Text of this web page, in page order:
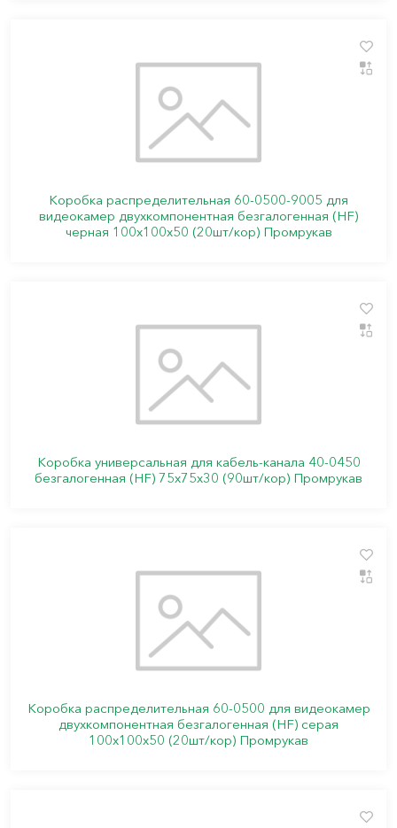
Коробка распределительная 60-0500-9005 для
видеокамер двухкомпонентная безгалогенная (HF)
черная 100х100х50 (20шт/кор) Промрукав
Коробка универсальная для кабель-канала 40-0450
безгалогенная (HF) 75х75х30 (90шт/кор) Промрукав
Коробка распределительная 60-0500 для видеокамер
двухкомпонентная безгалогенная (HF) серая
100х100х50 (20шт/кор) Промрукав